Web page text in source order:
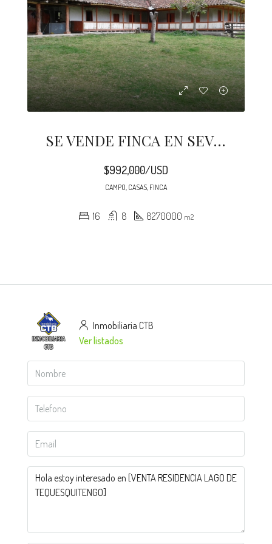
SE VENDE FINCA EN SEVILLA – VALLE DEL CAUCA – COLOMBIA
$992,000/USD
CAMPO, CASAS, FINCA
16 8 8270000 m2
Inmobiliaria CTB
Ver listados